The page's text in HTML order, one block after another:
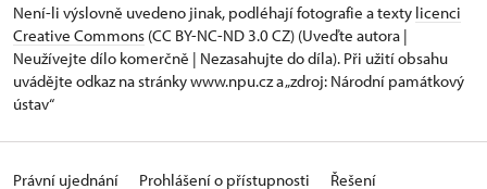
Není-li výslovně uvedeno jinak, podléhají fotografie a texty licenci
Creative Commons (CC BY-NC-ND 3.0 CZ) (Uveďte autora |
Neužívejte dílo komerčně | Nezasahujte do díla). Při užití obsahu
uvádějte odkaz na stránky www.npu.cz a „zdroj: Národní památkový
ústav“
Právní ujednání Prohlášení o přístupnosti Řešení